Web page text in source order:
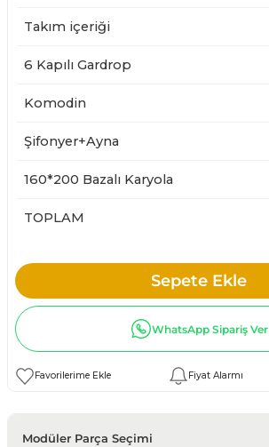
Takım içeriği
6 Kapılı Gardrop
Komodin
Şifonyer+Ayna
160*200 Bazalı Karyola
TOPLAM
Sepete Ekle
WhatsApp Sipariş Ver
Fiyat Alarmı
Modüler Parça Seçimi